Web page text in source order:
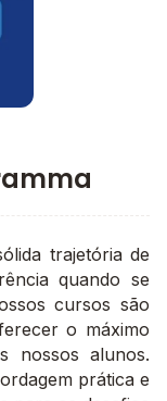
trajetória de
quando se
cursos são
o máximo
nossos alunos.
prática e